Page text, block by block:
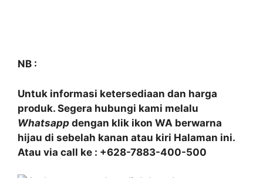
NB :
Untuk informasi ketersediaan dan harga
produk. Segera hubungi kami melalu
Whatsapp dengan klik ikon WA berwarna
hijau di sebelah kanan atau kiri Halaman ini.
Atau via call ke : +628-7883-400-500